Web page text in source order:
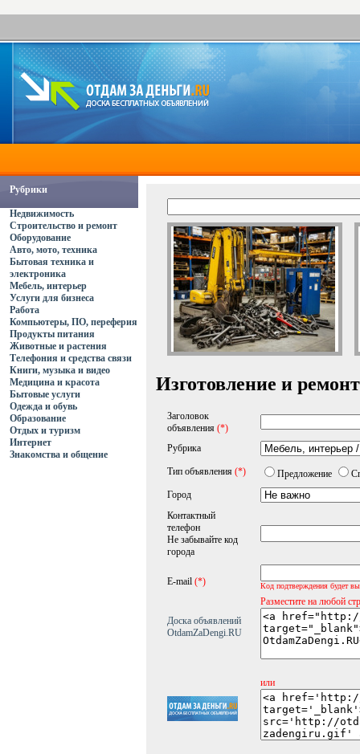
Рубрики
Недвижимость
Строительство и ремонт
Оборудование
Авто, мото, техника
Бытовая техника и
электроника
Мебель, интерьер
Услуги для бизнеса
Работа
Компьютеры, ПО, переферия
Продукты питания
Животные и растения
Телефония и средства связи
Книги, музыка и видео
Медицина и красота
Бытовые услуги
Одежда и обувь
Образование
Отдых и туризм
Интернет
Знакомства и общение
Изготовление и
Заголовок
объявления (*)
Рубрика
Тип объявления (*) Предложение
Город
Контактный
телефон
Не забывайте код
города
E-mail (*) Код подтверждения будет
Доска объявлений
OtdamZaDengi.RU
Разместите на любой
или